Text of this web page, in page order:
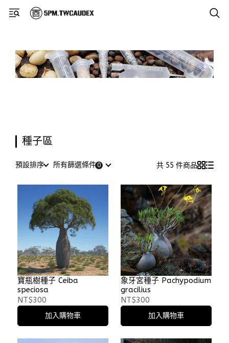
種子區
預設排序 所有篩選條件 共 55 件商品
寶瓶樹種子 Ceiba
speciosa
NT$300
加入購物車
象牙宮種子 Pachypodium
gracilius
NT$300
加入購物車